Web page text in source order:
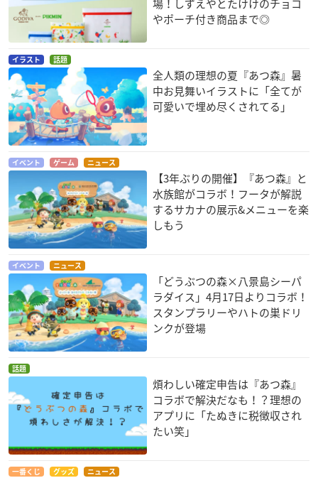
場！しずえやとたけけのチョコ
やポーチ付き商品まで◎
イラスト 話題
全人類の理想の夏『あつ森』暑
中お見舞いイラストに「全てが
可愛いで埋め尽くされてる」
イベント ゲーム ニュース
【3年ぶりの開催】『あつ森』と
水族館がコラボ！フータが解説
するサカナの展示&メニューを楽
しもう
イベント ニュース
「どうぶつの森×八景島シーパ
ラダイス」4月17日よりコラボ！
スタンプラリーやハトの巣ドリ
ンクが登場
話題
煩わしい確定申告は『あつ森』
コラボで解決だなも！？理想の
アプリに「たぬきに税徴収され
たい笑」
一番くじ グッズ ニュース